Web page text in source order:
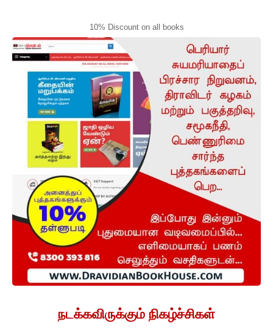
10% Discount on all books
நடக்கவிருக்கும் நிகழ்ச்சிகள்